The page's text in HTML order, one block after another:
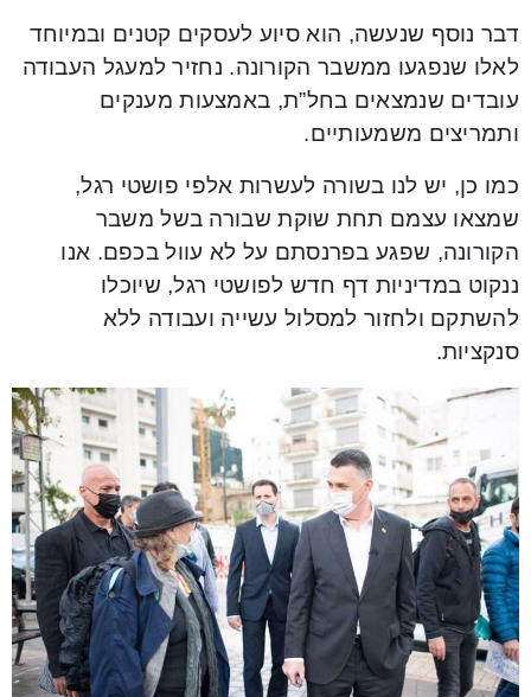
דבר נוסף שנעשה, הוא סיוע לעסקים קטנים ובמיוחד
לאלו שנפגעו ממשבר הקורונה. נחזיר למעגל העבודה
עובדים שנמצאים בחל”ת, באמצעות מענקים
ותמריצים משמעותיים.
כמו כן, יש לנו בשורה לעשרות אלפי פושטי רגל,
שמצאו עצמם תחת שוקת שבורה בשל משבר
הקורונה, שפגע בפרנסתם על לא עוול בכפם. אנו
ננקוט במדיניות דף חדש לפושטי רגל, שיוכלו
להשתקם ולחזור למסלול עשייה ועבודה ללא
סנקציות.